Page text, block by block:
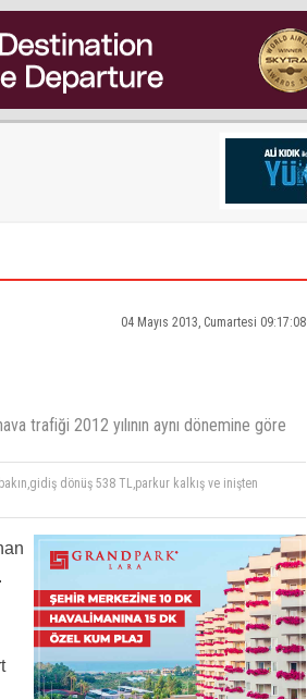
04 Mayıs 2013, Cumartesi 09:17:08
trafiği 2012 yılının aynı dönemine göre
dönüş 538 TL,parkur kalkış ve inişten